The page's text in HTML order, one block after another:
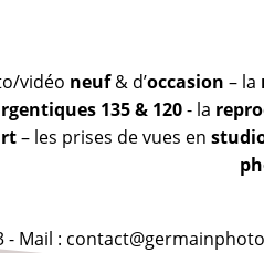
vidéo neuf& d’occasion – la
135 & 120- la
– les prises de vues en
- Mail :